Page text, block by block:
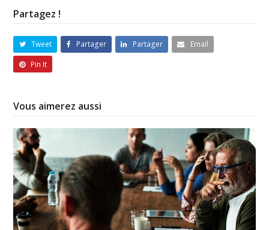
Partagez !
Tweet Partager Partager
Email
Pin It
Vous aimerez aussi